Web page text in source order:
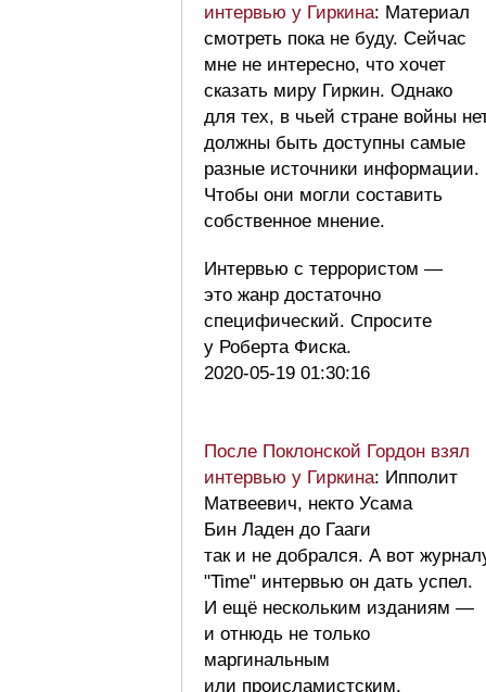
интервью у Гиркина: Материал
смотреть пока не буду. Сейчас
мне не интересно, что хочет
сказать миру Гиркин. Однако
для тех, в чьей стране войны
должны быть доступны самые
разные источники информации.
Чтобы они могли составить
собственное мнение.
Интервью с террористом —
это жанр достаточно
специфический. Спросите
у Роберта Фиска.
2020-05-19 01:30:16
После Поклонской Гордон взял
интервью у Гиркина: Ипполит
Матвеевич, некто Усама
Бин Ладен до Гааги
так и не добрался. А вот
"Time" интервью он дать успел.
И ещё нескольким изданиям —
и отнюдь не только
маргинальным
или происламистским.